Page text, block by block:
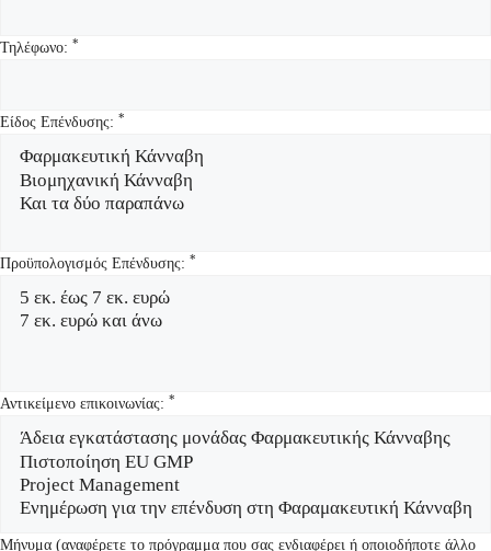
Τηλέφωνο: *
Είδος Επένδυσης: *
Προϋπολογισμός Επένδυσης: *
Αντικείμενο επικοινωνίας: *
Μήνυμα (αναφέρετε το πρόγραμμα που σας ενδιαφέρει ή οποιοδήποτε άλλο